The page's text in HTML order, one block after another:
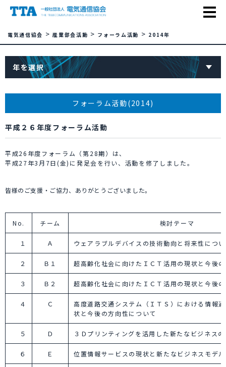
電気通信協会 >産業部会活動 > フォーラム活動 > 2014年
年を選択
フォーラム活動(2014)
平成２６年度フォーラム活動
平成26年度フォーラム（第28期）は、
平成27年3月7日(金)に発足会を行い、活動を修了しました。
皆様のご支援・ご協力、ありがとうございました。
No. チーム 検討テーマ
１ Ａ ウェアラブルデバイスの技術動向と将来性につ
２ Ｂ１ 超高齢化社会に向けたＩＣＴ活用の現状と今後
３ Ｂ２ 超高齢化社会に向けたＩＣＴ活用の現状と今後
４ Ｃ
高度道路交通システム（ＩＴＳ）における情報
状と今後の方向性について
５ Ｄ ３Ｄプリンティングを活用した新たなビジネス
６ Ｅ 位置情報サービスの現状と新たなビジネスモデ